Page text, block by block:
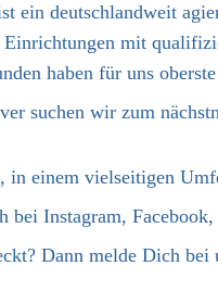
ein deutschlandweit
Einrichtungen mit
haben für uns
suchen wir zum
einem vielseitigen
bei Instagram,
Dann melde Dich bei